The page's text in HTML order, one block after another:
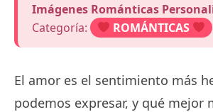
Imágenes Románticas
Categoría:
ROMÁNTICAS
El amor es el sentimiento más
podemos expresar, y qué mejor